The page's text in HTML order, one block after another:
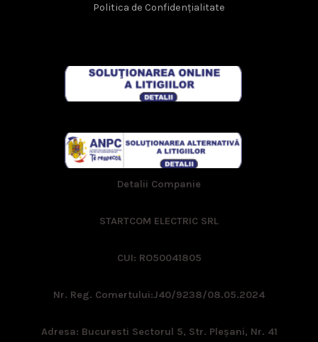
Politica de Confidențialitate
Detalii Companie
STARTCOM ELECTRIC SRL
CUI: RO50041805
Nr. Reg. Comertului:J40/9238/08.05.2024
Adresa: Bucuresti Sectorul 5, Str. Pleşani, Nr. 41